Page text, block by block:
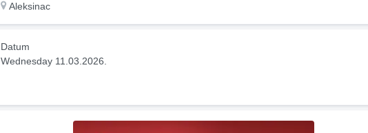
Aleksinac
Datum
Wednesday 11.03.2026.